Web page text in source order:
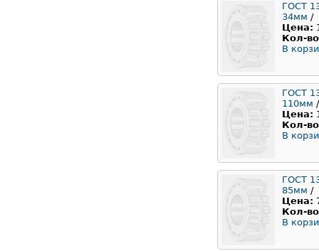
ГОСТ
34мм /
Цена:
Кол-
В
ГОСТ
110мм /
Цена:
Кол-
В
ГОСТ
85мм /
Цена:
Кол-
В